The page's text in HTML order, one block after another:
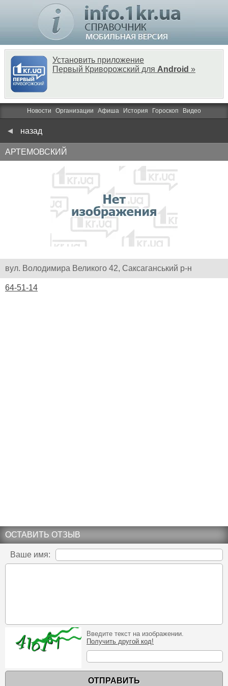
Установить приложение
Первый Криворожский для Android »
Новости Организации Афиша История Гороскоп Видео
назад
АРТЕМОВСКИЙ
вул. Володимира Великого 42, Саксаганський р-н
64-51-14
ОСТАВИТЬ ОТЗЫВ
Ваше имя:
Введите текст на изображении.
Получить другой код!
ОТПРАВИТЬ